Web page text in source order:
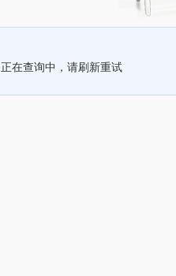
正在查询中，请刷新重试